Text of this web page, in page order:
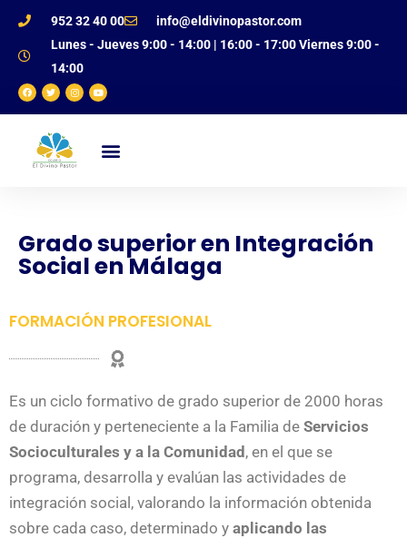
952 32 40 00
info@eldivinopastor.com
Lunes - Jueves 9:00 - 14:00 | 16:00 - 17:00 Viernes 9:00 -
14:00
Grado superior en Integración
Social en Málaga
FORMACIÓN PROFESIONAL
Es un ciclo formativo de grado superior de 2000 horas
de duración y perteneciente a la Familia de Servicios
Socioculturales y a la Comunidad, en el que se
programa, desarrolla y evalúan las actividades de
integración social, valorando la información obtenida
sobre cada caso, determinado y aplicando las